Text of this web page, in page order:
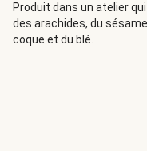
Produit dans un atelier
des arachides, du
coque et du blé.